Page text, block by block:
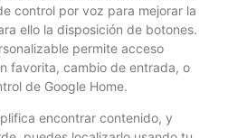
control por voz para mejorar la
ello la disposición de botones.
permite acceso
favorita, cambio de entrada, o
de Google Home.
encontrar contenido, y